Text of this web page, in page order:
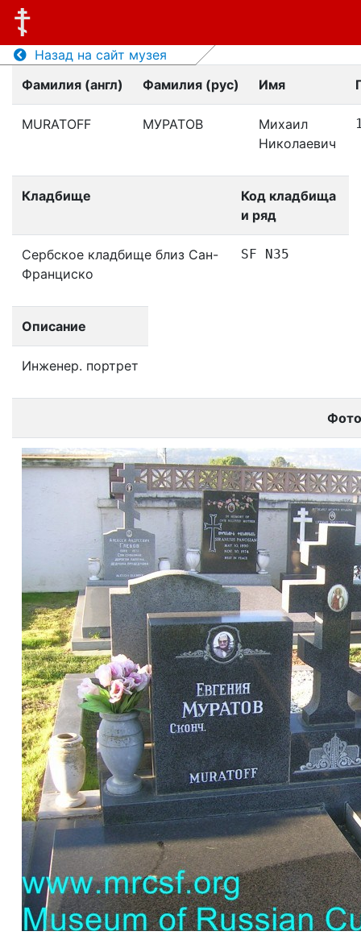
Назад на сайт музея
Фамилия (англ)
Фамилия (рус) Имя
MURATOFF МУРАТОВ
Михаил
Николаевич
Кладбище
Код кладбища
и ряд
Сербское кладбище близ Сан-
Франциско
SF N35
Описание
Инженер. портрет
Фото